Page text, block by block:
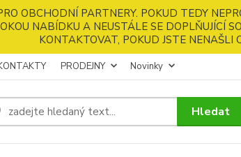
OBCHODNÍ PARTNERY. POKUD TEDY
NABÍDKU A NEUSTÁLE SE DOPLŇUJÍCÍ
KONTAKTOVAT, POKUD JSTE NENAŠLI
PRODEJNY Novinky
Hledat